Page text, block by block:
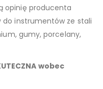
opinię producenta
do instrumentów ze stali
gumy, porcelany,
wobec